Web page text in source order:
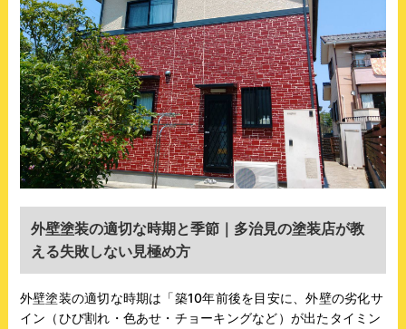
外壁塗装の適切な時期と季節｜多治見の塗装店が教
える失敗しない見極め方
外壁塗装の適切な時期は「築10年前後を目安に、外壁の劣化サ
イン（ひび割れ・色あせ・チョーキングなど）が出たタイミン